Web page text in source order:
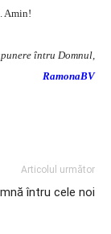
Amin!
întru Domnul,
RamonaBV
Articolul următor
întru cele noi